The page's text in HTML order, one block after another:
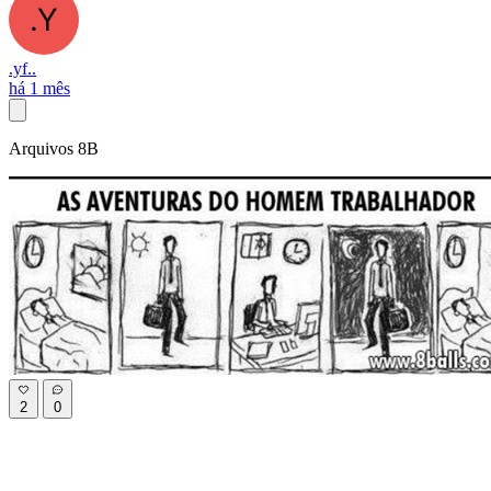
.yf..
há 1 mês
Arquivos 8B
2 0